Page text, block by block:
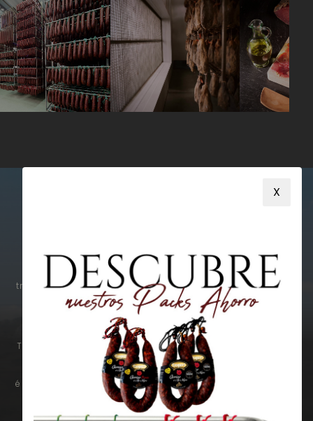
Au cours de ces plus de 70 ans, nous avons toujours
travaillé dans le cadre de ce qui a été, continue d'être et
continuera d'être nos trois piliers fondamentaux.
Tout d'abord, le respect de la tradition. À cette fin, nous
sélectionnons les meilleures qualités de chacun des
éléments impliqués dans nos élaborations. L'excellence
de la viande de porc de Castille-et-León, la force du
X